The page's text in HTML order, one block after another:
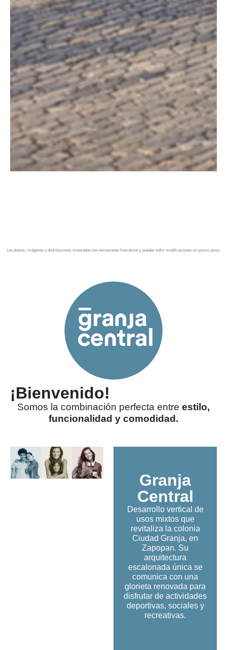
Los planos, imágenes y distribuciones mostrados son únicamente ilustrativos y pueden sufrir modificaciones sin previo aviso.
¡Bienvenido!
Somos la combinación perfecta entre estilo,
funcionalidad y comodidad.
Granja
Central
Desarrollo vertical de
usos mixtos que
revitaliza la colonia
Ciudad Granja, en
Zapopan. Su
arquitectura
escalonada única se
comunica con una
glorieta renovada para
disfrutar de actividades
deportivas, sociales y
recreativas.